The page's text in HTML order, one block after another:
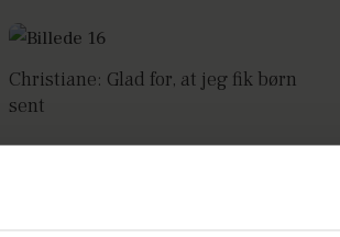
Christiane: Glad for, at jeg fik børn
sent